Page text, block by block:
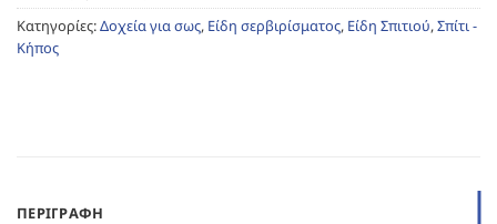
Κατηγορίες:Δοχεία για σως, Είδη σερβιρίσματος, Είδη Σπιτιού,Σπίτι -
Κήπος
ΠΕΡΙΓΡΑΦΉ